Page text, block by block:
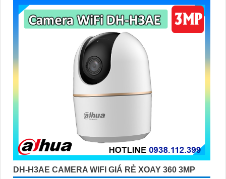
DH-H3AE CAMERA WIFI GIÁ RẺ XOAY 360 3MP